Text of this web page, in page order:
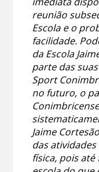
reunião
Escola e o
facilidade.
da Escola
parte das
Sport
no futuro, o
Jaime
das
física, pois